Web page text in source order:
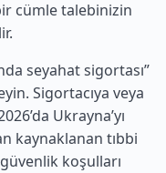
cümle talebinizin
seyahat sigortası”
Sigortacıya veya
Ukrayna’yı
kaynaklanan tıbbi
koşulları